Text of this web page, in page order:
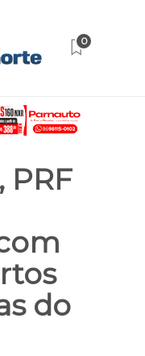
0
PRF
do